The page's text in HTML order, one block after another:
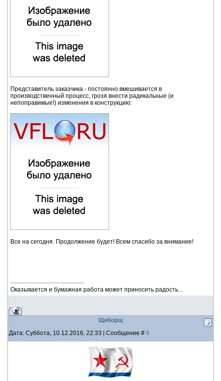
Представитель заказчика - постоянно вмешивается в
производственный процесс, грозя внести радикальные (и
непоправимые!) изменения в конструкцию:
Все на сегодня. Продолжение будет! Всем спасибо за внимание!
Оказывается и бумажная работа может приносить радость...
Щиборщ
Дата: Суббота, 10.12.2016, 22:33 | Сообщение # 6